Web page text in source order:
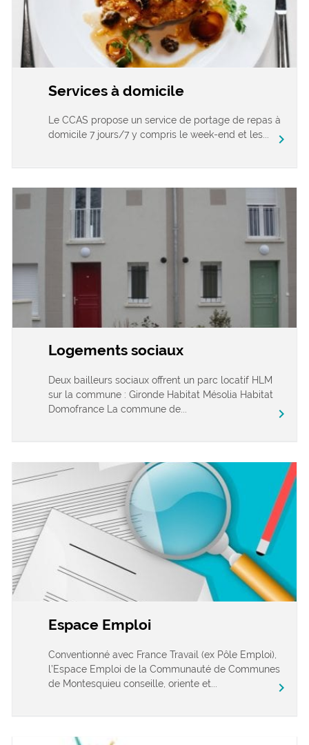
Services à domicile
Le CCAS propose un service de portage de repas à
domicile 7 jours/7 y compris le week-end et les...
chevron_right
Logements sociaux
Deux bailleurs sociaux offrent un parc locatif HLM
sur la commune : Gironde Habitat Mésolia Habitat
Domofrance La commune de...
chevron_right
Espace Emploi
Conventionné avec France Travail (ex Pôle Emploi),
l’Espace Emploi de la Communauté de Communes
de Montesquieu conseille, oriente et...
chevron_right